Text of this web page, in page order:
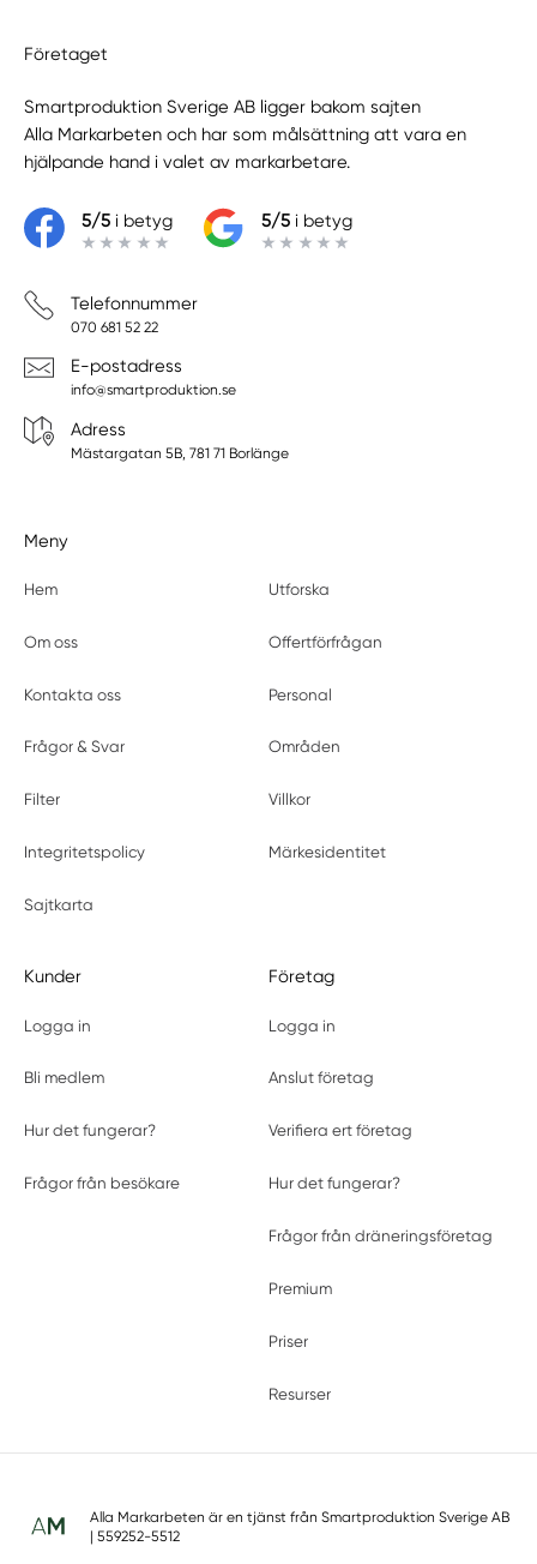
Företaget
Smartproduktion Sverige AB ligger bakom sajten
Alla Markarbeten och har som målsättning att vara en
hjälpande hand i valet av markarbetare.
5/5i betyg 5/5i betyg
Telefonnummer
070 681 52 22
E-postadress
info@smartproduktion.se
Adress
Mästargatan 5B, 781 71 Borlänge
Meny
Hem Utforska
Om oss Offertförfrågan
Kontakta oss Personal
Frågor & Svar Områden
Filter Villkor
Integritetspolicy Märkesidentitet
Sajtkarta
Kunder
Logga in
Bli medlem
Hur det fungerar?
Frågor från besökare
Företag
Logga in
Anslut företag
Verifiera ert företag
Hur det fungerar?
Frågor från dräneringsföretag
Premium
Priser
Resurser
Alla Markarbeten är en tjänst från Smartproduktion Sverige AB
| 559252-5512